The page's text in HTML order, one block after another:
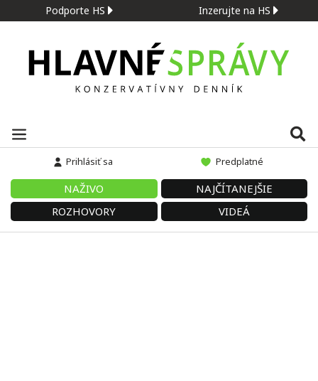
Podporte HS Inzerujte na HS
Prihlásiť sa Predplatné
NAŽIVO
NAJČÍTANEJŠIE
ROZHOVORY
VIDEÁ